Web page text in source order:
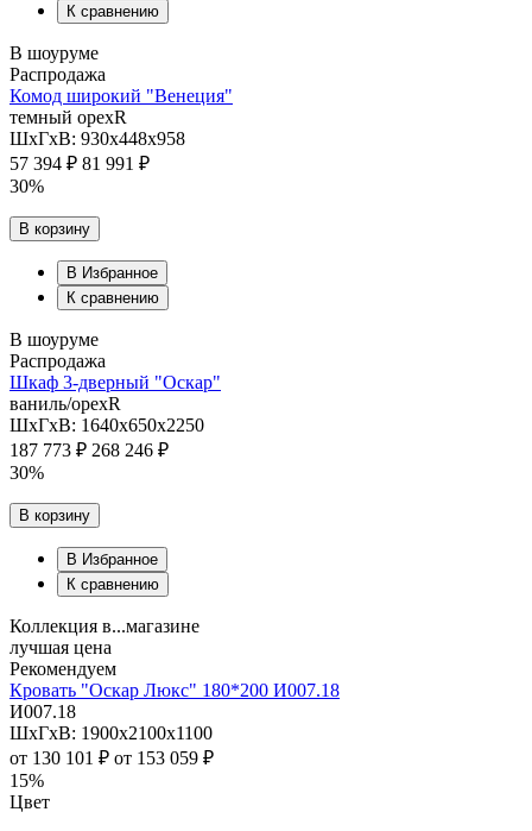
К сравнению
В шоуруме
Распродажа
Комод широкий "Венеция"
темный орехR
ШхГхВ: 930х448х958
57 394 ₽ 81 991 ₽
30%
В корзину
В Избранное
К сравнению
В шоуруме
Распродажа
Шкаф 3-дверный "Оскар"
ваниль/орехR
ШхГхВ: 1640х650х2250
187 773 ₽ 268 246 ₽
30%
В корзину
В Избранное
К сравнению
Коллекция в...магазине
лучшая цена
Рекомендуем
Кровать "Оскар Люкс" 180*200 И007.18
И007.18
ШхГхВ: 1900х2100х1100
от 130 101 ₽ от 153 059 ₽
15%
Цвет